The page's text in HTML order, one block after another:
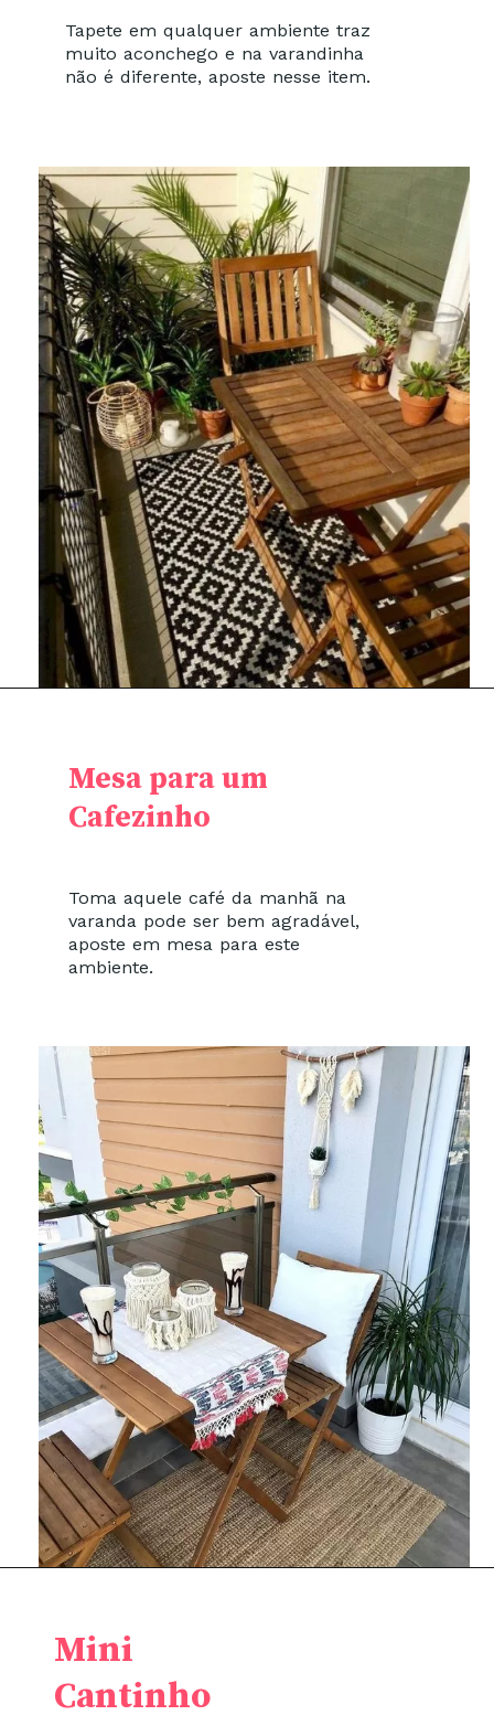
Tapete em qualquer ambiente traz
muito aconchego e na varandinha
não é diferente, aposte nesse item.
Toma aquele café da manhã na
varanda pode ser bem agradável,
aposte em mesa para este
ambiente.
Mesa para um
Cafezinho
Mini
Cantinho